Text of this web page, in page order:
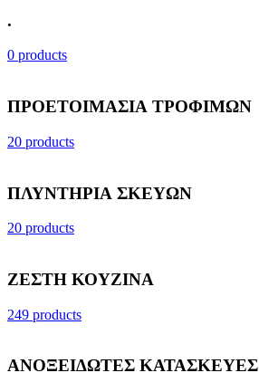
.
0 products
ΠΡΟΕΤΟΙΜΑΣΙΑ ΤΡΟΦΙΜΩΝ
20 products
ΠΛΥΝΤΗΡΙΑ ΣΚΕΥΩΝ
20 products
ΖΕΣΤΗ ΚΟΥΖΙΝΑ
249 products
ΑΝΟΞΕΙΔΩΤΕΣ ΚΑΤΑΣΚΕΥΕΣ